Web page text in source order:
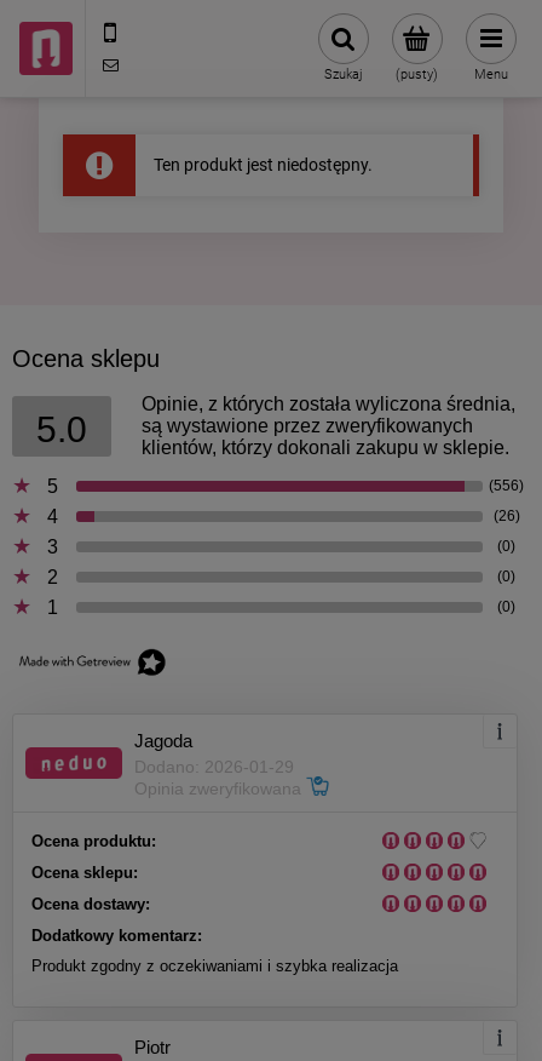
(pusty)
Szukaj Menu
Ten produkt jest niedostępny.
Ocena sklepu
5.0
Opinie, z których została wyliczona średnia,
są wystawione przez zweryfikowanych
klientów, którzy dokonali zakupu w sklepie.
5
(556)
4 (26)
3 (0)
2 (0)
1 (0)
Jagoda
Dodano: 2026-01-29
Opinia zweryfikowana
Ocena produktu:
Ocena sklepu:
Ocena dostawy:
Dodatkowy komentarz:
Produkt zgodny z oczekiwaniami i szybka realizacja
Piotr